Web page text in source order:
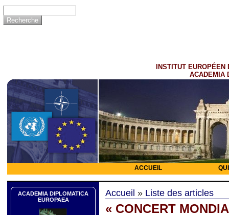
INSTITUT EUROPÉEN
ACADEMIA
ACCUEIL
ACADEMIA DIPLOMATICA
EUROPAEA
Accueil » Liste des articles
« CONCERT